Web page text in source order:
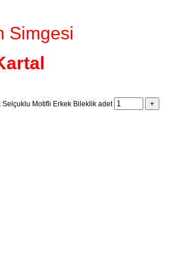
Simgesi
Selçuklu Motifli Erkek Bileklik adet